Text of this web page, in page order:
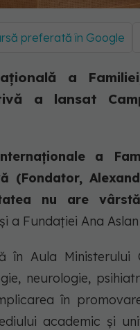
preferată în Google
a
a lansat
a
(Fondator,
nu are
a Fundației Ana
în Aula
neurologie,
în
academic și